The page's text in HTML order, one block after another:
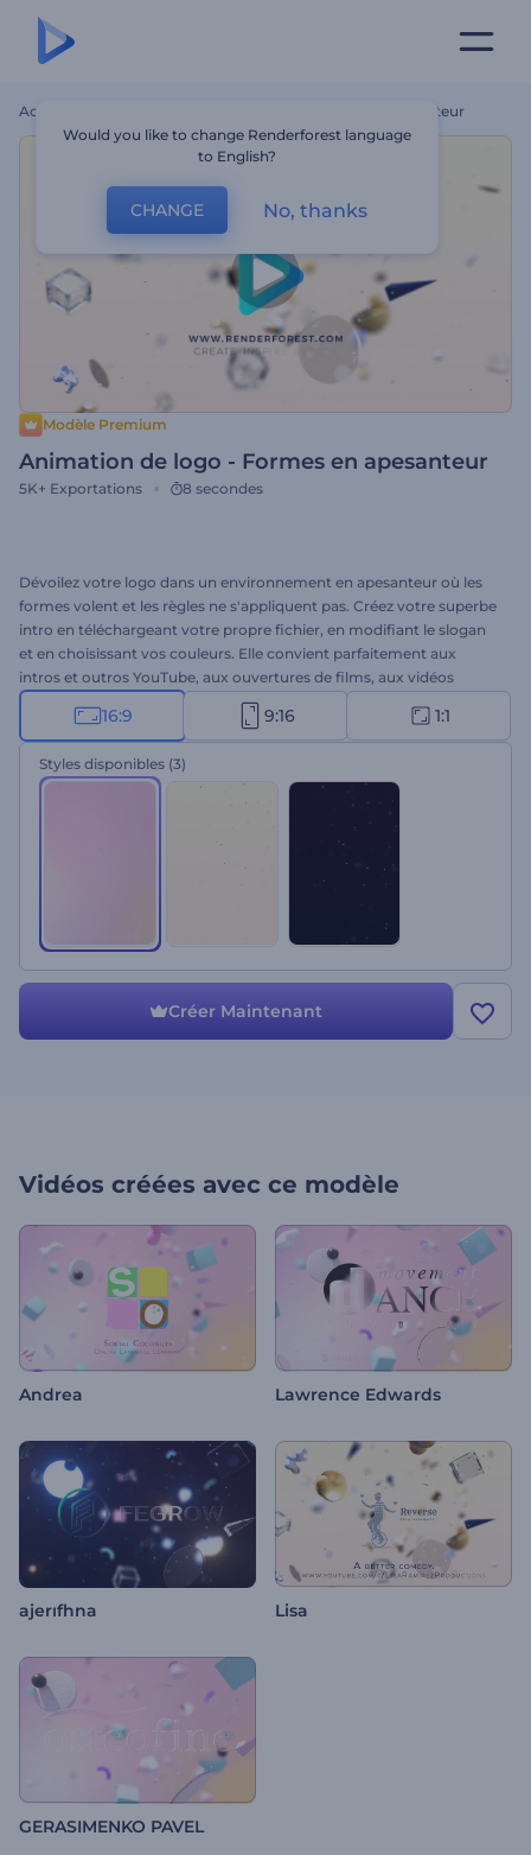
Accueil Animation De Logo - Formes En Apesanteur
Modèle Premium
Animation de logo - Formes en apesanteur
5K+ Exportations 8 secondes
Dévoilez votre logo dans un environnement en apesanteur où les
formes volent et les règles ne s'appliquent pas. Créez votre superbe
intro en téléchargeant votre propre fichier, en modifiant le slogan
et en choisissant vos couleurs. Elle convient parfaitement aux
intros et outros YouTube, aux ouvertures de films, aux vidéos
promotionnelles et à d'autres usages. À vous d'essayer cette
animation éthérée !
16:9 9:16 1:1
Styles disponibles (3)
Créer Maintenant
Vidéos créées avec ce modèle
Andrea Lawrence Edwards
ajerıfhna Lisa
GERASIMENKO PAVEL
Would you like to change Renderforest language
to English?
CHANGE No, thanks